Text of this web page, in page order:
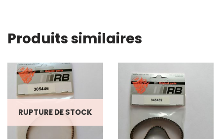
Produits similaires
RUPTURE DE STOCK